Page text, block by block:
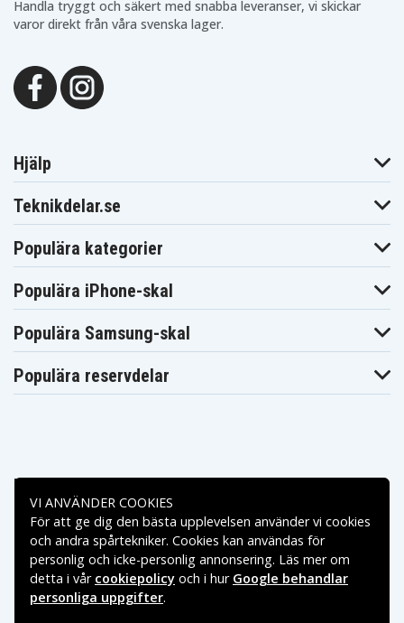
Handla tryggt och säkert med snabba leveranser, vi skickar
varor direkt från våra svenska lager.
Hjälp
Teknikdelar.se
Populära kategorier
Populära iPhone-skal
Populära Samsung-skal
Populära reservdelar
Betalningsalternativ
Leveransalternativ
VI ANVÄNDER COOKIES
För att ge dig den bästa upplevelsen använder vi cookies
och andra spårtekniker. Cookies kan användas för
personlig och icke-personlig annonsering. Läs mer om
detta i vår cookiepolicy och i hur Google behandlar
personliga uppgifter.